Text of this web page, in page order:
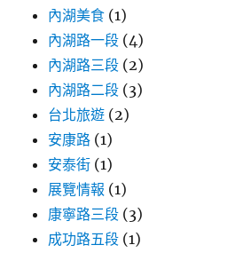
內湖美食 (1)
內湖路一段 (4)
內湖路三段 (2)
內湖路二段 (3)
台北旅遊 (2)
安康路 (1)
安泰街 (1)
展覽情報 (1)
康寧路三段 (3)
成功路五段 (1)